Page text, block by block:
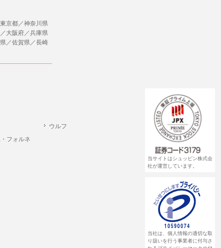
京都／神奈川県
大阪府／兵庫県
／佐賀県／長崎
ウルフ
フォルネ
当サイトはシュッピン株式会
社が運営しています。
当社は、個人情報の適切な取
り扱いを行う事業者に付与さ